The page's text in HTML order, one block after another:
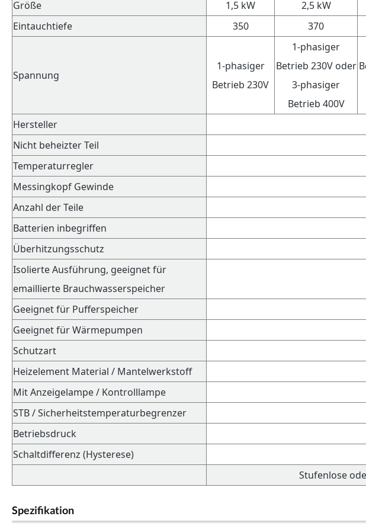
Größe
1,5 kW 2,5 kW
Eintauchtiefe
350 370
Spannung
1-phasiger
Betrieb 230V
1-phasiger
Betrieb 230V oder
3-phasiger
Betrieb 400V
Hersteller
Nicht beheizter Teil
Temperaturregler
Messingkopf Gewinde
Anzahl der Teile
Batterien inbegriffen
Überhitzungsschutz
Isolierte Ausführung, geeignet für
emaillierte Brauchwasserspeicher
Geeignet für Pufferspeicher
Geeignet für Wärmepumpen
Schutzart
Heizelement Material / Mantelwerkstoff
Mit Anzeigelampe / Kontrolllampe
STB / Sicherheitstemperaturbegrenzer
Betriebsdruck
Schaltdifferenz (Hysterese)
Stufenlose
Spezifikation